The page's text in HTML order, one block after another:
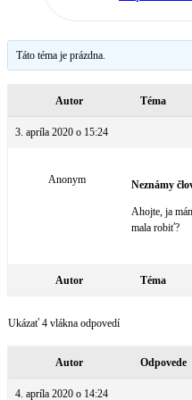
Táto téma je prázdna.
Autor Téma
3. apríla 2020 o 15:24
Anonym Neznámy
Ahojte, ja
mala robiť?
Autor Téma
Ukázať 4 vlákna odpovedí
Autor Odpovede
4. apríla 2020 o 14:24